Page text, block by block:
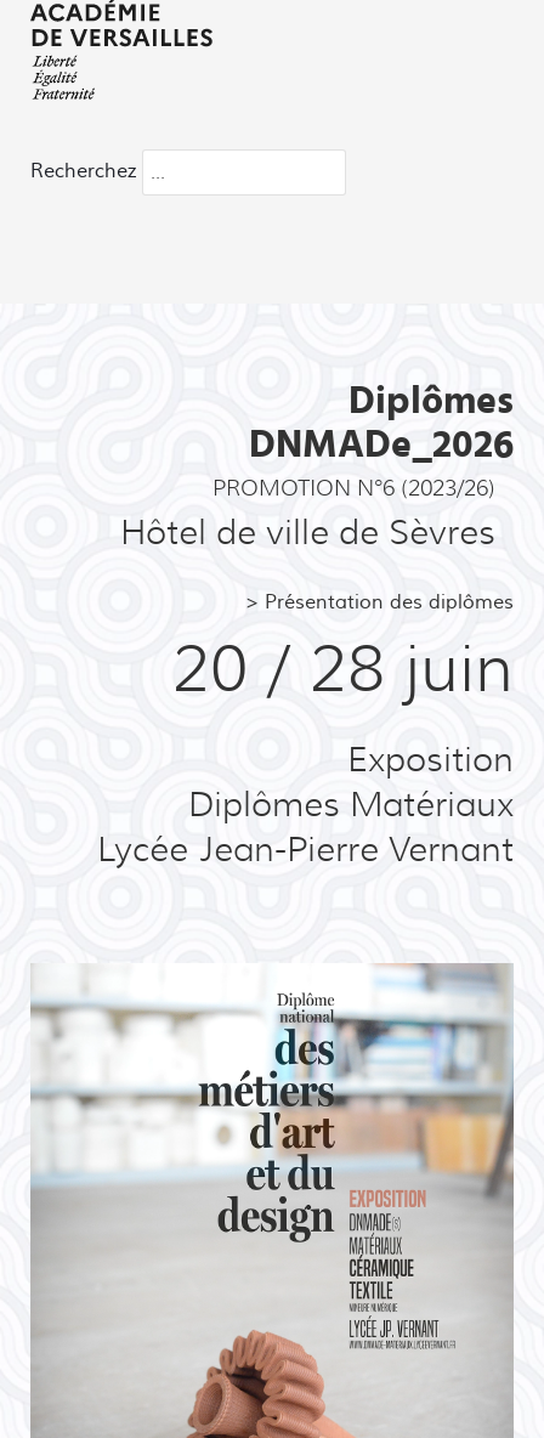
Recherchez
Diplômes
DNMADe_2026
PROMOTION N°6 (2023/26)
Hôtel de ville de Sèvres
> Présentation des diplômes
20 / 28 juin
Exposition
Diplômes Matériaux
Lycée Jean-Pierre Vernant